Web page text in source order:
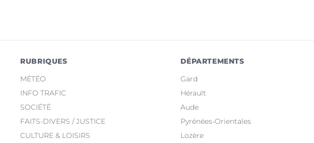
Saint-
RUBRIQUES
MÉTÉO
INFO TRAFIC
SOCIÉTÉ
FAITS-DIVERS / JUSTICE
CULTURE & LOISIRS
DÉPARTEMENTS
Gard
Hérault
Aude
Pyrénées-Orientales
Lozère